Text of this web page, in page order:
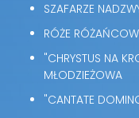
SZAFARZE
RÓŻE
"CHRYSTUS NA
MŁODZIEŻOWA
"CANTATE